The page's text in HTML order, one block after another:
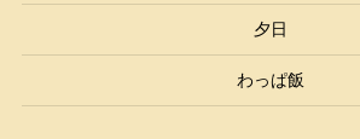
夕日
わっぱ飯